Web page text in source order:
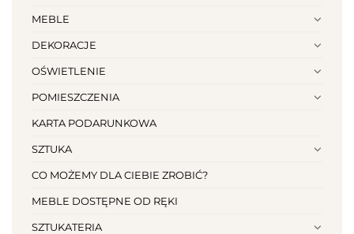
MEBLE
DEKORACJE
OŚWIETLENIE
POMIESZCZENIA
KARTA PODARUNKOWA
SZTUKA
CO MOŻEMY DLA CIEBIE ZROBIĆ?
MEBLE DOSTĘPNE OD RĘKI
SZTUKATERIA